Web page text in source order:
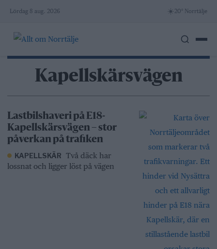
Skip
content
Lördag 8 aug. 2026 ☀️20° Norrtälje
Kapellskärsvägen
Lastbilshaveri på E18-
Kapellskärsvägen – stor
påverkan på trafiken
KAPELLSKÄR Två däck har
lossnat och ligger löst på vägen